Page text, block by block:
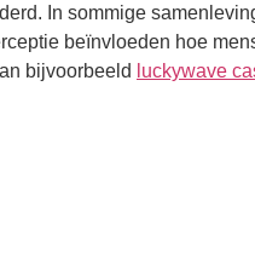
In sommige
beïnvloeden hoe
bijvoorbeeld
luckywave